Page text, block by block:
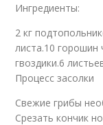
Ингредиенты:
2 кг
листа.10 горошин
гвоздики.6
Процесс засолки
Свежие грибы
Срезать кончик